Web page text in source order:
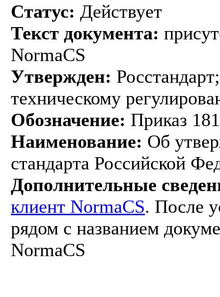
Статус: Действует
Текст документа:
NormaCS
Утвержден:
техническому
Обозначение: Приказ
Наименование: Об
стандарта Российской
Дополнительные
клиент NormaCS. После
рядом с названием
NormaCS